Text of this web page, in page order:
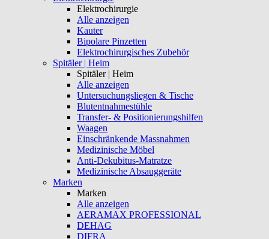
Elektrochirurgie
Alle anzeigen
Kauter
Bipolare Pinzetten
Elektrochirurgisches Zubehör
Spitäler | Heim
Spitäler | Heim
Alle anzeigen
Untersuchungsliegen & Tische
Blutentnahmestühle
Transfer- & Positionierungshilfen
Waagen
Einschränkende Massnahmen
Medizinische Möbel
Anti-Dekubitus-Matratze
Medizinische Absauggeräte
Marken
Marken
Alle anzeigen
AERAMAX PROFESSIONAL
DEHAG
DIFRA